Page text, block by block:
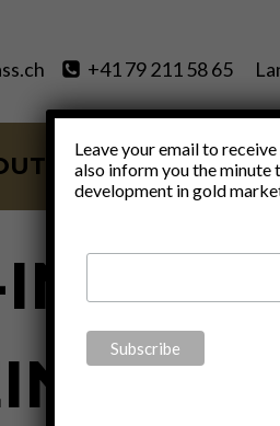
+41 79 211 58 65
SERVICES
Leave your email to
also inform you the minute
development in gold